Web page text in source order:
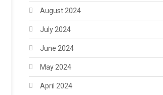
August 2024
July 2024
June 2024
May 2024
April 2024